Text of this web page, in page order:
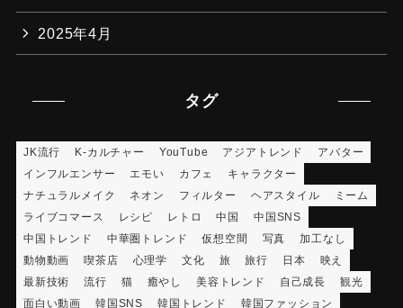
2025年4月
タグ
JK流行 K-カルチャー YouTube アジアトレンド
アバター
インフルエンサー
エモい カフェ
キャラクター
ナチュラルメイク
ネオン フィルター ヘアスタイル
ミーム
ライブコマース
レシピ レトロ 中国
中国SNS
中国トレンド
中華圏トレンド 仮想空間 写真
加工なし
動物動画
喫茶店 心理学 文化 旅 旅行 日本
映え
最新技術
流行 猫 癒やし 美容トレンド 自己成長
観光
面白い動画
韓国SNS 韓国トレンド 韓国ファッション